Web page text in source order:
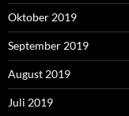
Oktober 2019
September 2019
August 2019
Juli 2019